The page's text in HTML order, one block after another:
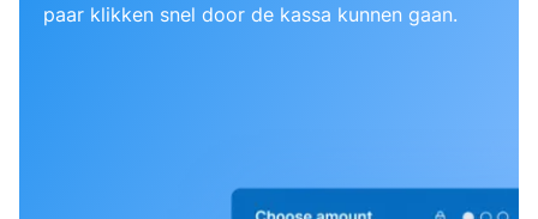
paar klikken snel door de kassa kunnen gaan.